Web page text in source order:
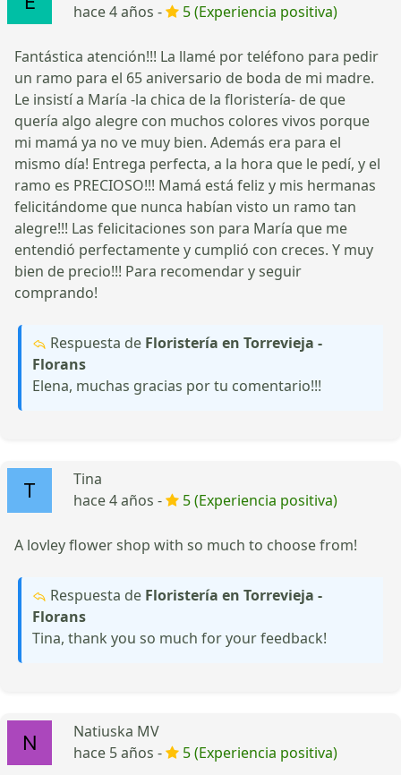
hace 4 años -
5 (Experiencia positiva)
Fantástica atención!!! La llamé por teléfono para pedir
un ramo para el 65 aniversario de boda de mi madre.
Le insistí a María -la chica de la floristería- de que
quería algo alegre con muchos colores vivos porque
mi mamá ya no ve muy bien. Además era para el
mismo día! Entrega perfecta, a la hora que le pedí, y el
ramo es PRECIOSO!!! Mamá está feliz y mis hermanas
felicitándome que nunca habían visto un ramo tan
alegre!!! Las felicitaciones son para María que me
entendió perfectamente y cumplió con creces. Y muy
bien de precio!!! Para recomendar y seguir
comprando!
Respuesta de Floristería en Torrevieja -
Florans
Elena, muchas gracias por tu comentario!!!
Tina
hace 4 años -
5 (Experiencia positiva)
A lovley flower shop with so much to choose from!
Respuesta de Floristería en Torrevieja -
Florans
Tina, thank you so much for your feedback!
Natiuska MV
hace 5 años -
5 (Experiencia positiva)